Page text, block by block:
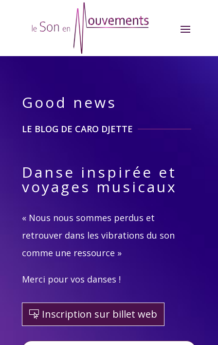
Good news
LE BLOG DE CARO DJETTE
Danse inspirée et
voyages musicaux
« Nous nous sommes perdus et
retrouver dans les vibrations du son
comme une ressource »
Merci pour vos danses !
Inscription sur billet web